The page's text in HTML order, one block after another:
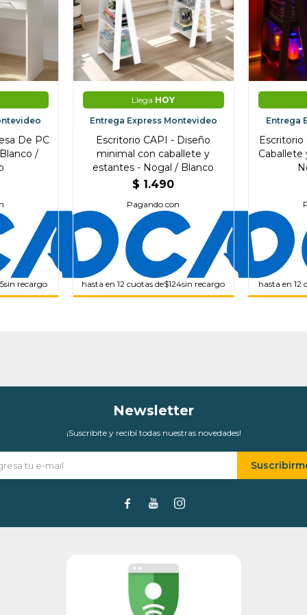
De PC
/
sin recargo
Llega HOY
Entrega Express Montevideo
Escritorio CAPI - Diseño
minimal con caballete y
estantes - Nogal / Blanco
$ 1.490
Pagando con
hasta en 12 cuotas de$124sin recargo
Entrega
Caballete
hasta en 12
Newsletter
¡Suscribite y recibí todas nuestras novedades!
  